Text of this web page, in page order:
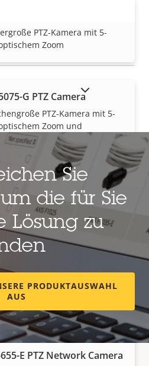
PTZ-Kamera mit 5-
Zoom
G PTZ Camera
PTZ-Kamera mit 5-
Zoom und
E/A
E PTZ Camera
Außenbereich, 4 MP mit 10-
und Fokusabruf
E Mk II PTZ Camera
PTZ mit HDTV 1080 px und
Zoom
E PTZ Network Camera
Sie
die für Sie
Lösung zu
PRODUKTAUSWAHL
AUS